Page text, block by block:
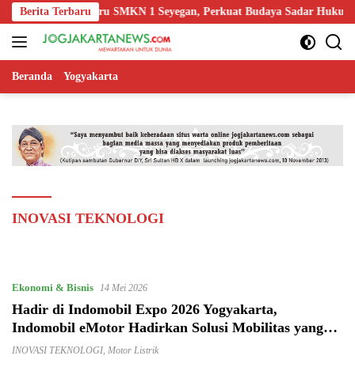
Langsung
ke
konten
Berita Terbaru
Edukasi Guru SMKN 1 Seyegan, Perkuat Budaya Sadar Hukum di
Beranda Yogyakarta
INOVASI TEKNOLOGI
Ekonomi & Bisnis 14 Mei 2026
Hadir di Indomobil Expo 2026 Yogyakarta,
Indomobil eMotor Hadirkan Solusi Mobilitas yang
Efisien dan Terjangkau
INOVASI TEKNOLOGI Motor Listrik